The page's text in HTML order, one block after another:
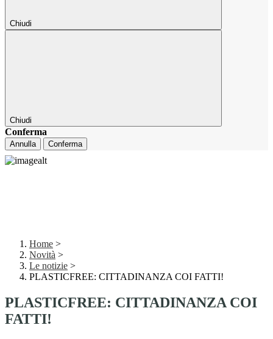
Chiudi
Chiudi
Conferma
Annulla Conferma
Home >
Novità >
Le notizie >
PLASTICFREE: CITTADINANZA COI FATTI!
PLASTICFREE: CITTADINANZA COI
FATTI!